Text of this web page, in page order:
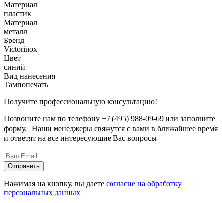
Материал
пластик
Материал
металл
Бренд
Victorinox
Цвет
синий
Вид нанесения
Тампопечать
Получите профессиональную консультацию!
Позвоните нам по телефону +7 (495) 988-09-69 или заполните
форму. Наши менеджеры свяжутся с вами в ближайшее время
и ответят на все интересующие Вас вопросы
Нажимая на кнопку, вы даете согласие на обработку
персональных данных